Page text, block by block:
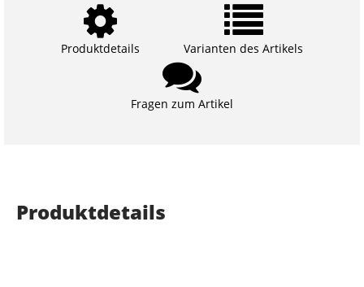
Produktdetails Varianten des Artikels
Fragen zum Artikel
Produktdetails